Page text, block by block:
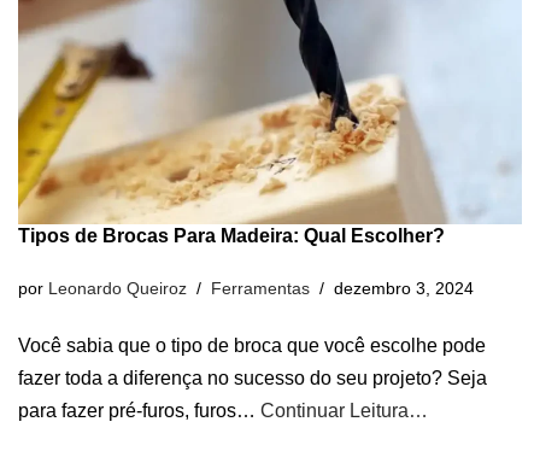
Tipos de Brocas Para Madeira: Qual Escolher?
por Leonardo Queiroz Ferramentas dezembro 3, 2024
Você sabia que o tipo de broca que você escolhe pode
fazer toda a diferença no sucesso do seu projeto? Seja
para fazer pré-furos, furos… Continuar Leitura…